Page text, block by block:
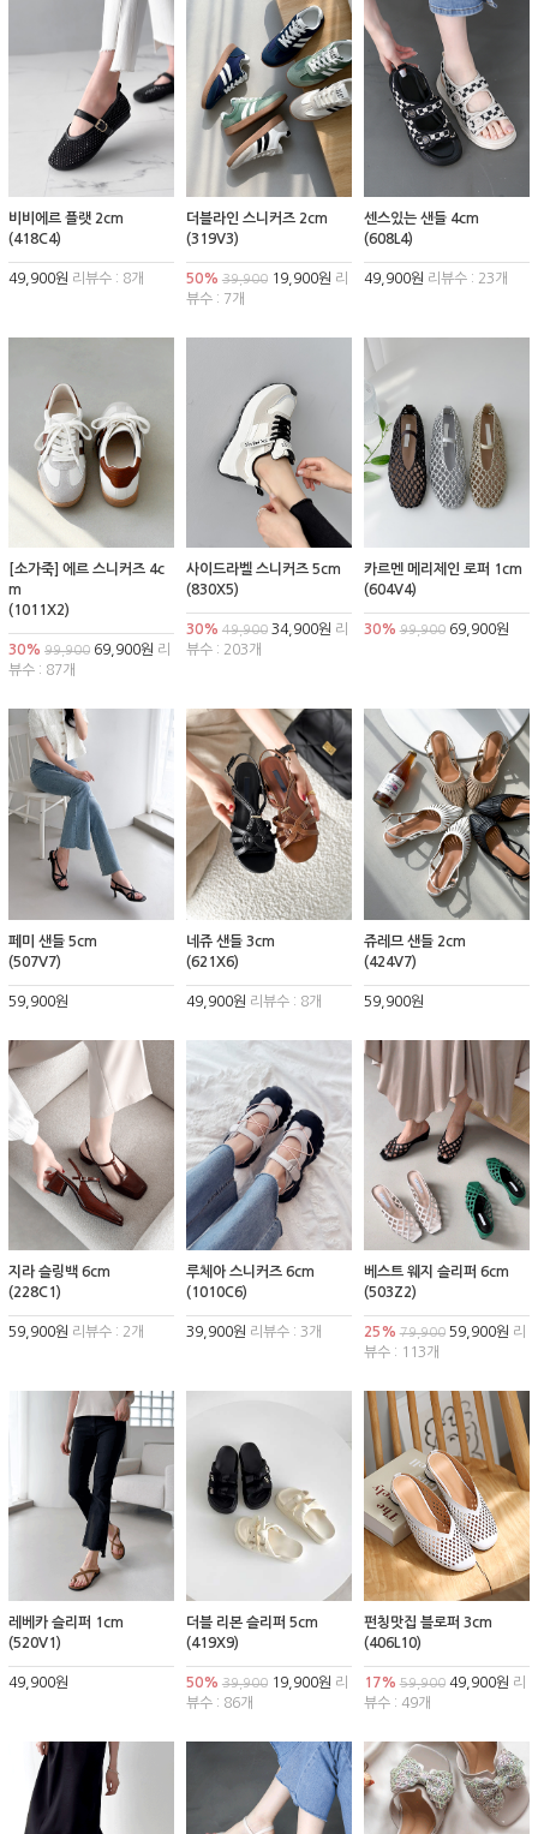
비비에르 플랫 2cm
(418C4)
49,900원 리뷰수 : 8개
더블라인 스니커즈 2cm
(319V3)
50% 39,90019,900원 리
뷰수 : 7개
센스있는 샌들 4cm
(608L4)
49,900원 리뷰수 : 23개
[소가죽] 에르 스니커즈 4c
m
(1011X2)
30% 99,900 69,900원 리
뷰수 : 87개
사이드라벨 스니커즈 5cm
(830X5)
30% 49,90034,900원 리
뷰수 : 203개
카르멘 메리제인 로퍼 1cm
(604V4)
30% 99,90069,900원
페미 샌들 5cm
(507V7)
59,900원
네쥬 샌들 3cm
(621X6)
49,900원 리뷰수 : 8개
쥬레므 샌들 2cm
(424V7)
59,900원
지라 슬링백 6cm
(228C1)
59,900원 리뷰수 : 2개
루체아 스니커즈 6cm
(1010C6)
39,900원 리뷰수 : 3개
베스트 웨지 슬리퍼 6cm
(503Z2)
25% 79,90059,900원 리
뷰수 : 113개
레베카 슬리퍼 1cm
(520V1)
49,900원
더블 리본 슬리퍼 5cm
(419X9)
50% 39,90019,900원 리
뷰수 : 86개
펀칭맛집 블로퍼 3cm
(406L10)
17% 59,90049,900원 리
뷰수 : 49개